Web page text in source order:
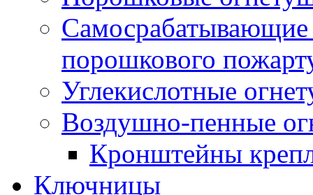
порошкового
Углекислотные
Воздушно-пенные
Кронштейны
Ключницы